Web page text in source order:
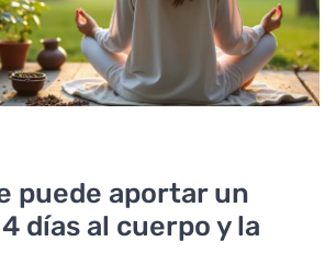
puede aportar un
días al cuerpo y la